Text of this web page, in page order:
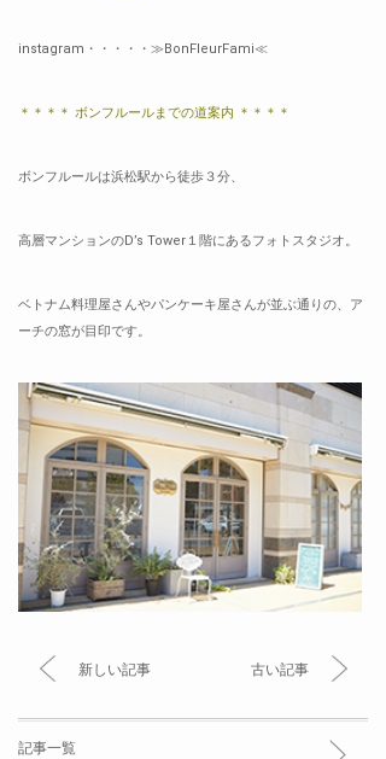
instagram・・・・・ ≫BonFleurFami≪
＊＊＊＊ ボンフルールまでの道案内 ＊＊＊＊
ボンフルールは浜松駅から徒歩３分、
高層マンションのD’s Tower１階にあるフォトスタジオ。
ベトナム料理屋さんやパンケーキ屋さんが並ぶ通りの、ア
ーチの窓が目印です。
新しい記事 古い記事
記事一覧